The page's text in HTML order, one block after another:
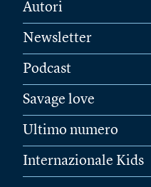
Autori
Newsletter
Podcast
Savage love
Ultimo numero
Internazionale Kids